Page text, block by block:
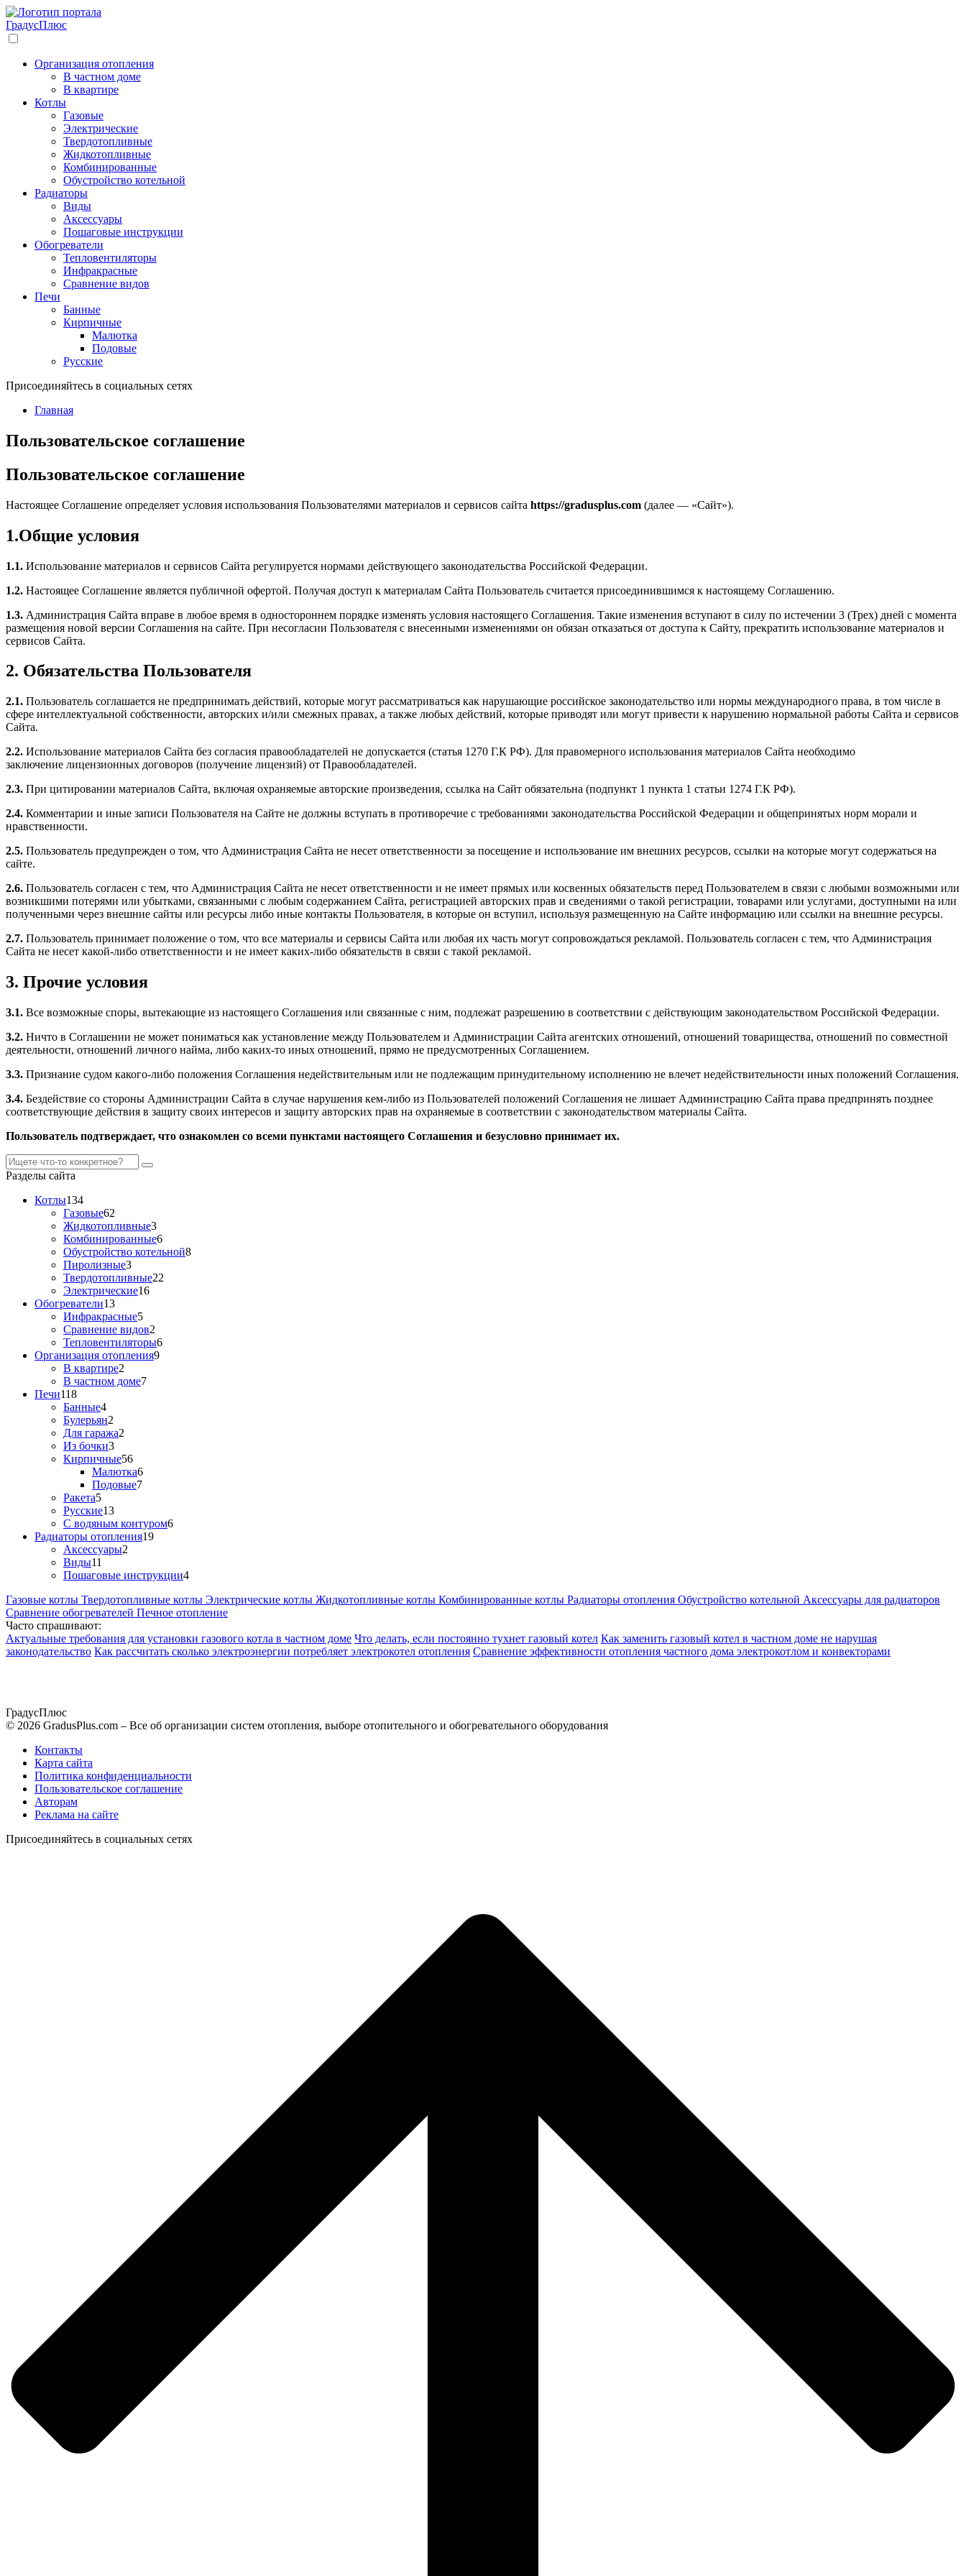
ГрадусПлюс
Организация отопления
В частном доме
В квартире
Котлы
Газовые
Электрические
Твердотопливные
Жидкотопливные
Комбинированные
Обустройство котельной
Радиаторы
Виды
Аксессуары
Пошаговые инструкции
Обогреватели
Тепловентиляторы
Инфракрасные
Сравнение видов
Печи
Банные
Кирпичные
Малютка
Подовые
Русские
Присоединяйтесь в социальных сетях
Главная
Пользовательское соглашение
Пользовательское соглашение
Настоящее Соглашение определяет условия использования Пользователями материалов и сервисов сайта https://gradusplus.com (далее — «Сайт»).
1.Общие условия
1.1. Использование материалов и сервисов Сайта регулируется нормами действующего законодательства Российской Федерации.
1.2. Настоящее Соглашение является публичной офертой. Получая доступ к материалам Сайта Пользователь считается присоединившимся к настоящему Соглашению.
1.3. Администрация Сайта вправе в любое время в одностороннем порядке изменять условия настоящего Соглашения. Такие изменения вступают в силу по истечении 3 (Трех) дней с момента
размещения новой версии Соглашения на сайте. При несогласии Пользователя с внесенными изменениями он обязан отказаться от доступа к Сайту, прекратить использование материалов и
сервисов Сайта.
2. Обязательства Пользователя
2.1. Пользователь соглашается не предпринимать действий, которые могут рассматриваться как нарушающие российское законодательство или нормы международного права, в том числе в
сфере интеллектуальной собственности, авторских и/или смежных правах, а также любых действий, которые приводят или могут привести к нарушению нормальной работы Сайта и сервисов
Сайта.
2.2. Использование материалов Сайта без согласия правообладателей не допускается (статья 1270 Г.К РФ). Для правомерного использования материалов Сайта необходимо
заключение лицензионных договоров (получение лицензий) от Правообладателей.
2.3. При цитировании материалов Сайта, включая охраняемые авторские произведения, ссылка на Сайт обязательна (подпункт 1 пункта 1 статьи 1274 Г.К РФ).
2.4. Комментарии и иные записи Пользователя на Сайте не должны вступать в противоречие с требованиями законодательства Российской Федерации и общепринятых норм морали и
нравственности.
2.5. Пользователь предупрежден о том, что Администрация Сайта не несет ответственности за посещение и использование им внешних ресурсов, ссылки на которые могут содержаться на
сайте.
2.6. Пользователь согласен с тем, что Администрация Сайта не несет ответственности и не имеет прямых или косвенных обязательств перед Пользователем в связи с любыми возможными или
возникшими потерями или убытками, связанными с любым содержанием Сайта, регистрацией авторских прав и сведениями о такой регистрации, товарами или услугами, доступными на или
полученными через внешние сайты или ресурсы либо иные контакты Пользователя, в которые он вступил, используя размещенную на Сайте информацию или ссылки на внешние ресурсы.
2.7. Пользователь принимает положение о том, что все материалы и сервисы Сайта или любая их часть могут сопровождаться рекламой. Пользователь согласен с тем, что Администрация
Сайта не несет какой-либо ответственности и не имеет каких-либо обязательств в связи с такой рекламой.
3. Прочие условия
3.1. Все возможные споры, вытекающие из настоящего Соглашения или связанные с ним, подлежат разрешению в соответствии с действующим законодательством Российской Федерации.
3.2. Ничто в Соглашении не может пониматься как установление между Пользователем и Администрации Сайта агентских отношений, отношений товарищества, отношений по совместной
деятельности, отношений личного найма, либо каких-то иных отношений, прямо не предусмотренных Соглашением.
3.3. Признание судом какого-либо положения Соглашения недействительным или не подлежащим принудительному исполнению не влечет недействительности иных положений Соглашения.
3.4. Бездействие со стороны Администрации Сайта в случае нарушения кем-либо из Пользователей положений Соглашения не лишает Администрацию Сайта права предпринять позднее
соответствующие действия в защиту своих интересов и защиту авторских прав на охраняемые в соответствии с законодательством материалы Сайта.
Пользователь подтверждает, что ознакомлен со всеми пунктами настоящего Соглашения и безусловно принимает их.
Разделы сайта
Котлы134
Газовые62
Жидкотопливные3
Комбинированные6
Обустройство котельной8
Пиролизные3
Твердотопливные22
Электрические16
Обогреватели13
Инфракрасные5
Сравнение видов2
Тепловентиляторы6
Организация отопления9
В квартире2
В частном доме7
Печи118
Банные4
Булерьян2
Для гаража2
Из бочки3
Кирпичные56
Малютка6
Подовые7
Ракета5
Русские13
С водяным контуром6
Радиаторы отопления19
Аксессуары2
Виды11
Пошаговые инструкции4
Газовые котлы Твердотопливные котлы Электрические котлы Жидкотопливные котлы Комбинированные котлы Радиаторы отопления Обустройство котельной Аксессуары для радиаторов
Сравнение обогревателей Печное отопление
Часто спрашивают:
Актуальные требования для установки газового котла в частном доме Что делать, если постоянно тухнет газовый котел Как заменить газовый котел в частном доме не нарушая
законодательство Как рассчитать сколько электроэнергии потребляет электрокотел отопления Сравнение эффективности отопления частного дома электрокотлом и конвекторами
ГрадусПлюс
© 2026 GradusPlus.com – Все об организации систем отопления, выборе отопительного и обогревательного оборудования
Контакты
Карта сайта
Политика конфиденциальности
Пользовательское соглашение
Авторам
Реклама на сайте
Присоединяйтесь в социальных сетях